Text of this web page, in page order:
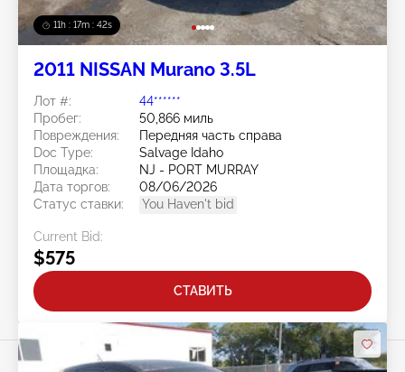
11h : 17m : 40s
2011 NISSAN Murano 3.5L
Лот #:
44******
Пробег:
50,866 миль
Повреждения:
Передняя часть справа
Doc Type:
Salvage Idaho
Площадка:
NJ - PORT MURRAY
Дата торгов:
08/06/2026
Статус ставки:
You Haven't bid
Current Bid:
$575
СТАВИТЬ